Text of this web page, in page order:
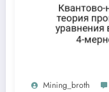
Mining_broth